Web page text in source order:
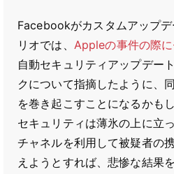
Facebookがカスタムアップ
リオでは、 Appleの事件の際
自動セキュリティアップデー
クについて指摘したように、
を巻き起こすことになるかも
セキュリティは薄氷の上に立
チャネルを利用して被疑者の
えようとすれば、悲惨な結果